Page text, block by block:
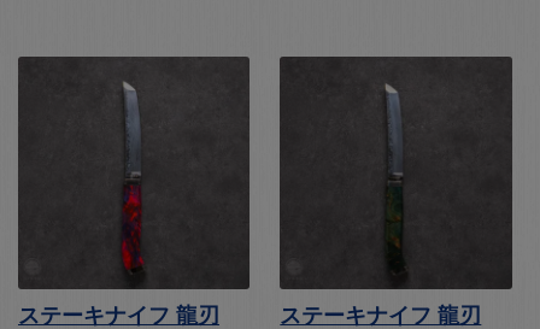
ステーキナイフ 龍刃
ステーキナイフ 龍刃